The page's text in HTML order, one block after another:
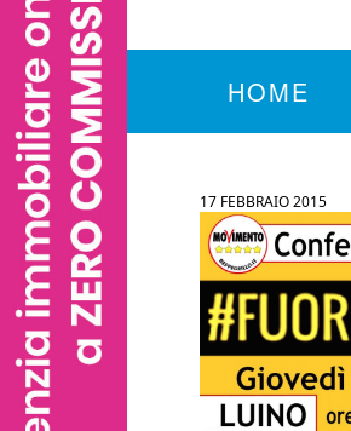
HOME
17 FEBBRAIO 2015